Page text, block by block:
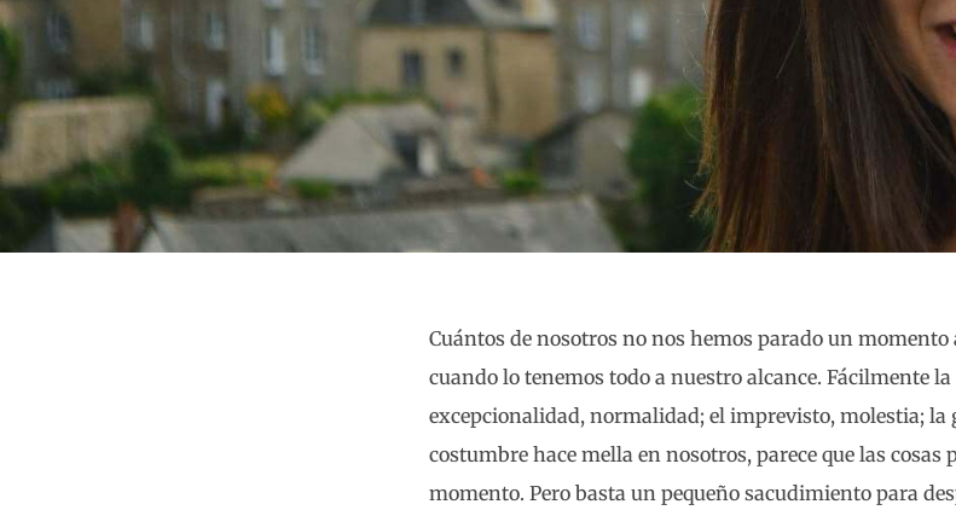
Cuántos de nosotros no nos hemos parado un
cuando lo tenemos todo a nuestro alcance. Fácilmente
excepcionalidad, normalidad; el imprevisto, molestia; la
costumbre hace mella en nosotros, parece que las
momento. Pero basta un pequeño sacudimiento para